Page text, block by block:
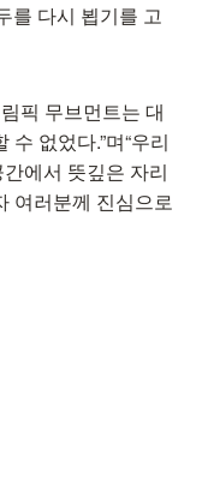
를 다시 뵙기를 고
픽 무브먼트는 대
없었다.”며“우리
에서 뜻깊은 자리
여러분께 진심으로